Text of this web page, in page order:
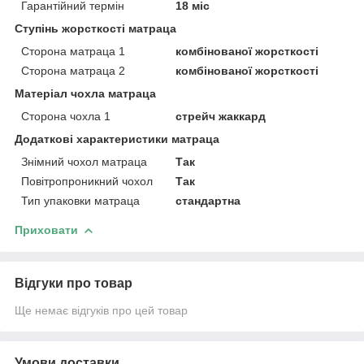
Гарантійний термін
18 міс
Ступінь жорсткості матраца
Сторона матраца 1
комбінованої жорсткості
Сторона матраца 2
комбінованої жорсткості
Матеріал чохла матраца
Сторона чохла 1
стрейч жаккард
Додаткові характеристики матраца
Знімний чохол матраца
Так
Повітропроникний чохол
Так
Тип упаковки матраца
стандартна
Приховати
Відгуки про товар
Ще немає відгуків про цей товар